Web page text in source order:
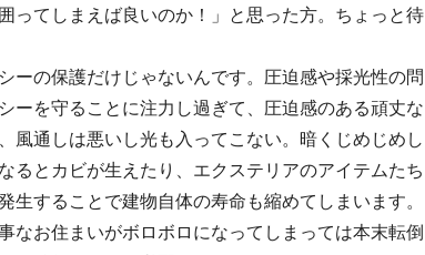
ってしまえば良いのか！」と思った方。ちょっと待
ーの保護だけじゃないんです。圧迫感や採光性の問
ーを守ることに注力し過ぎて、圧迫感のある頑丈な
風通しは悪いし光も入ってこない。暗くじめじめし
るとカビが生えたり、エクステリアのアイテムたち
することで建物自体の寿命も縮めてしまいます。
なお住まいがボロボロになってしまっては本末転倒